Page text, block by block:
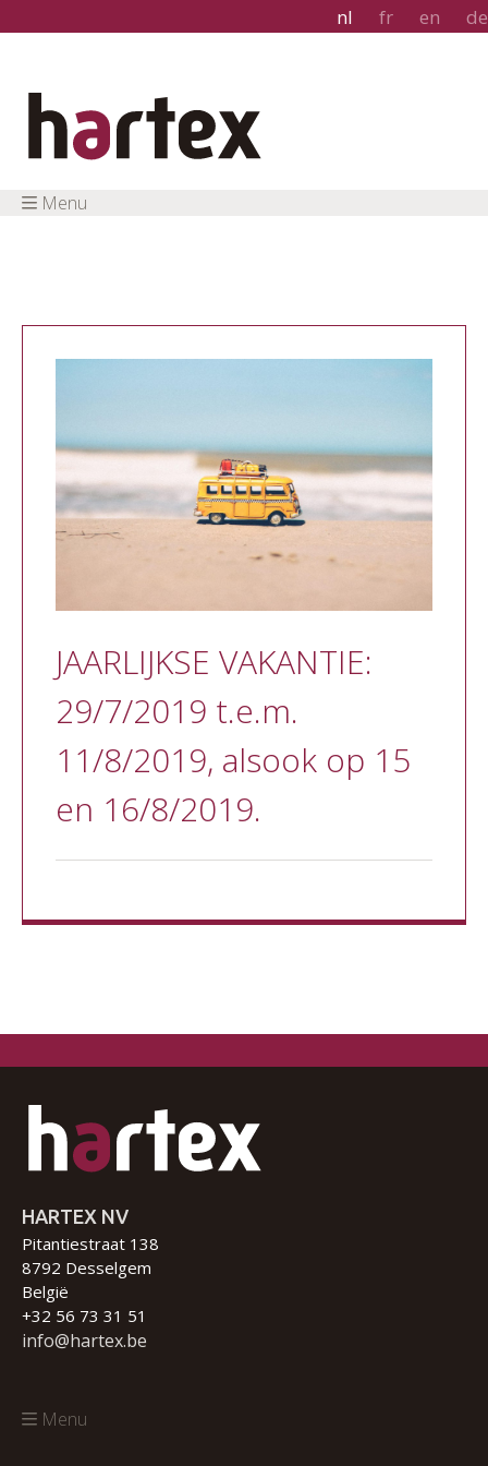
nl fr en de
Menu
JAARLIJKSE VAKANTIE:
29/7/2019 t.e.m.
11/8/2019, alsook op 15
en 16/8/2019.
HARTEX NV
Pitantiestraat 138
8792 Desselgem
België
+32 56 73 31 51
info@hartex.be
Menu